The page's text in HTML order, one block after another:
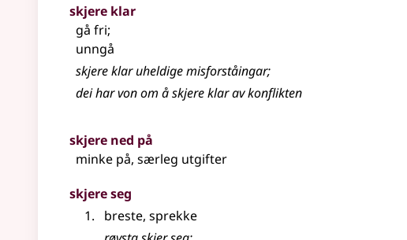
skjere klar
gå fri;
unngå
skjere klar uheldige misforståingar;
dei har von om å skjere klar av konflikten
skjere ned på
minke på, særleg utgifter
skjere seg
breste, sprekke